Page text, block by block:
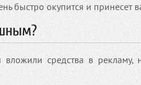
быстро окупится и принесет
средства в рекламу,